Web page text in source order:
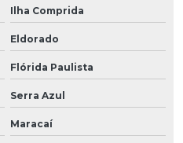
Ilha Comprida
Eldorado
Flórida Paulista
Serra Azul
Maracaí